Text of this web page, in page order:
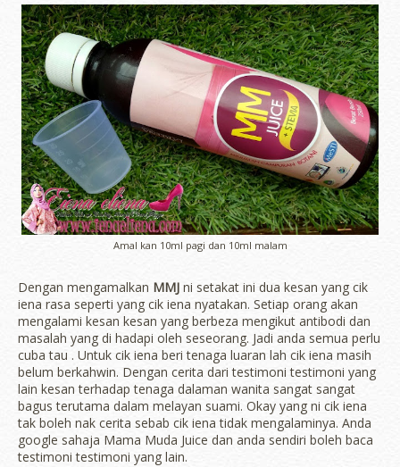
Amal kan 10ml pagi dan 10ml malam
Dengan mengamalkan MMJ ni setakat ini dua kesan yang cik
iena rasa seperti yang cik iena nyatakan. Setiap orang akan
mengalami kesan kesan yang berbeza mengikut antibodi dan
masalah yang di hadapi oleh seseorang. Jadi anda semua perlu
cuba tau . Untuk cik iena beri tenaga luaran lah cik iena masih
belum berkahwin. Dengan cerita dari testimoni testimoni yang
lain kesan terhadap tenaga dalaman wanita sangat sangat
bagus terutama dalam melayan suami. Okay yang ni cik iena
tak boleh nak cerita sebab cik iena tidak mengalaminya. Anda
google sahaja Mama Muda Juice dan anda sendiri boleh baca
testimoni testimoni yang lain.